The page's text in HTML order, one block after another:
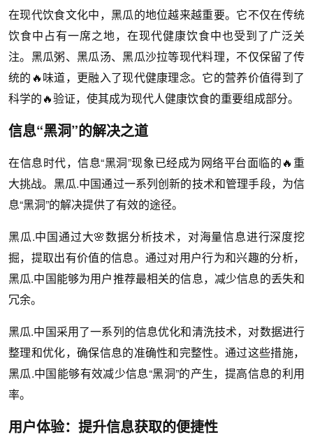
在现代饮食文化中，黑瓜的地位越来越重要。它不仅在传统
饮食中占有一席之地，在现代健康饮食中也受到了广泛关
注。黑瓜粥、黑瓜汤、黑瓜沙拉等现代料理，不仅保留了传
统的🔥味道，更融入了现代健康理念。它的营养价值得到了
科学的🔥验证，使其成为现代人健康饮食的重要组成部分。
信息“黑洞”的解决之道
在信息时代，信息“黑洞”现象已经成为网络平台面临的🔥重
大挑战。黑瓜.中国通过一系列创新的技术和管理手段，为信
息“黑洞”的解决提供了有效的途径。
黑瓜.中国通过大🌸数据分析技术，对海量信息进行深度挖
掘，提取出有价值的信息。通过对用户行为和兴趣的分析，
黑瓜.中国能够为用户推荐最相关的信息，减少信息的丢失和
冗余。
黑瓜.中国采用了一系列的信息优化和清洗技术，对数据进行
整理和优化，确保信息的准确性和完整性。通过这些措施，
黑瓜.中国能够有效减少信息“黑洞”的产生，提高信息的利用
率。
用户体验：提升信息获取的便捷性